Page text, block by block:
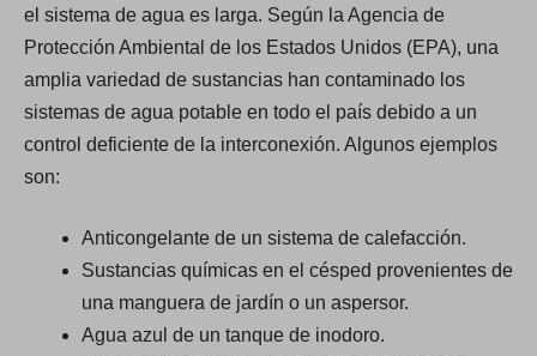
el sistema de agua es larga. Según la Agencia de
Protección Ambiental de los Estados Unidos (EPA), una
amplia variedad de sustancias han contaminado los
sistemas de agua potable en todo el país debido a un
control deficiente de la interconexión. Algunos ejemplos
son:
Anticongelante de un sistema de calefacción.
Sustancias químicas en el césped provenientes de
una manguera de jardín o un aspersor.
Agua azul de un tanque de inodoro.